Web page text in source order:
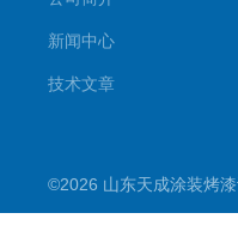
新闻中心
技术文章
©2026 山东天成涂装烤